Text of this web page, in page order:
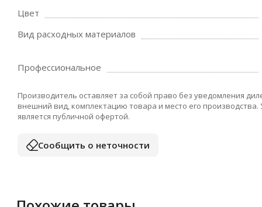
Цвет
Вид расходных материалов
Профессиональное
Производитель оставляет за собой право без уведомления
внешний вид, комплектацию товара и место его
является публичной офертой.
Сообщить о неточности